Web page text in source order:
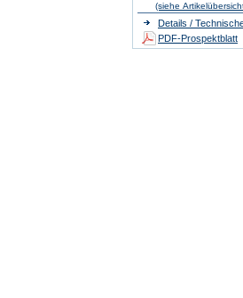
(siehe
Details /
PDF-Prospektblatt